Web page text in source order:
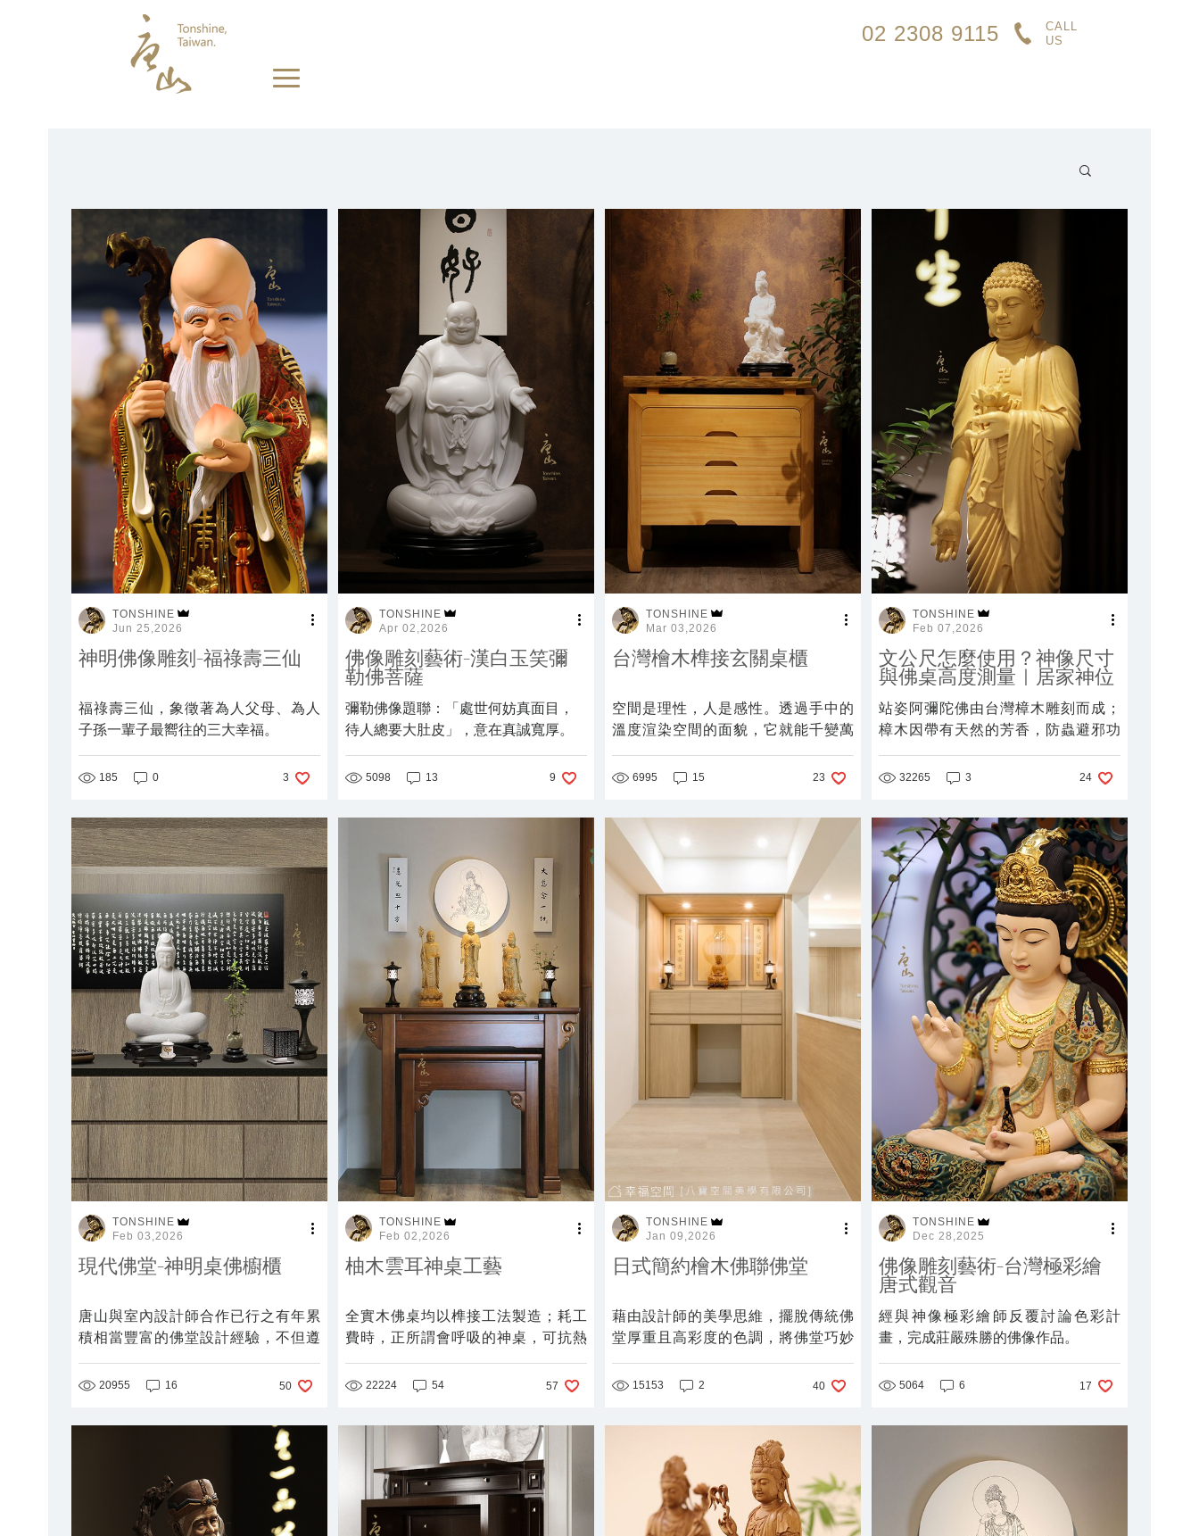
02 2308 9115
CALL
US
神明佛像雕刻-福祿壽三仙
TONSHINE
Jun 25,2026
福祿壽三仙，象徵著為人父母、為人
子孫一輩子最嚮往的三大幸福。
3
185 0
佛像雕刻藝術-漢白玉笑彌
勒佛菩薩
TONSHINE
Apr 02,2026
彌勒佛像題聯：「處世何妨真面目，
待人總要大肚皮」，意在真誠寬厚。
9
5098 13
台灣檜木榫接玄關桌櫃
TONSHINE
Mar 03,2026
空間是理性，人是感性。透過手中的
溫度渲染空間的面貌，它就能千變萬
富了我們的生活。
23
6995 15
文公尺怎麼使用？神像尺寸
與佛桌高度測量｜居家神位
吉字
TONSHINE
Feb 07,2026
站姿阿彌陀佛由台灣樟木雕刻而成；
樟木因帶有天然的芳香，防蟲避邪功
24
32265 3
現代佛堂-神明桌佛櫥櫃
TONSHINE
Feb 03,2026
唐山與室內設計師合作已行之有年累
積相當豐富的佛堂設計經驗，不但遵
性讓佛堂與住家風格合為一體。
50
20955 16
柚木雲耳神桌工藝
TONSHINE
Feb 02,2026
全實木佛桌均以榫接工法製造；耗工
費時，正所謂會呼吸的神桌，可抗熱
承。
57
22224 54
日式簡約檜木佛聯佛堂
TONSHINE
Jan 09,2026
藉由設計師的美學思維，擺脫傳統佛
堂厚重且高彩度的色調，將佛堂巧妙
搭配室內空間的淺調無印風，打造清
平易近人。
40
15153 2
佛像雕刻藝術-台灣極彩繪
唐式觀音
TONSHINE
Dec 28,2025
經與神像極彩繪師反覆討論色彩計
畫，完成莊嚴殊勝的佛像作品。
17
5064 6